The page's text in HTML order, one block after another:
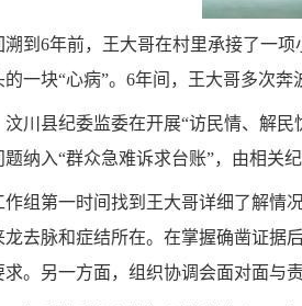
溯到6年前，王大哥在村里承接了一
的一块“心病”。6年间，王大哥多次
汶川县纪委监委在开展“访民情、解
题纳入“群众急难诉求台账”，由相关
作组第一时间找到王大哥详细了解情
龙去脉和症结所在。在掌握确凿证据
求。另一方面，组织协调会面对面与